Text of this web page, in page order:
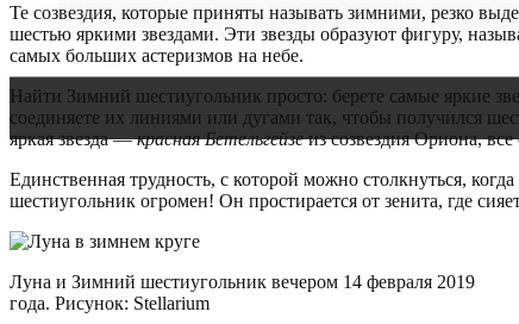
Те созвездия, которые приняты называть зимними, резко
шестью яркими звездами. Эти звезды образуют фигуру,
самых больших астеризмов на небе.
Найти Зимний шестиугольник просто: берете самые яркие
соединяете их линиями или дугами так, чтобы получился
яркая звезда —красная Бетельгейзеиз созвездия Ориона,
Единственная трудность, с которой можно столкнуться,
шестиугольник огромен! Он простирается от зенита, где
Луна и Зимний шестиугольник вечером 14 февраля 2019
года. Рисунок: Stellarium